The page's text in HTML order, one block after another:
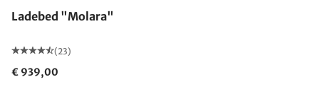
Ladebed "Molara"
(23)
€ 939,00